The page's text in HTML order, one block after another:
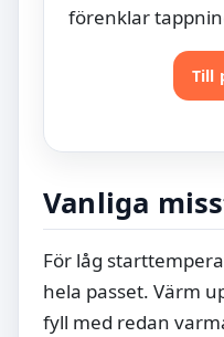
förenklar
Till
Vanliga
För låg
hela passet. Värm
fyll med redan